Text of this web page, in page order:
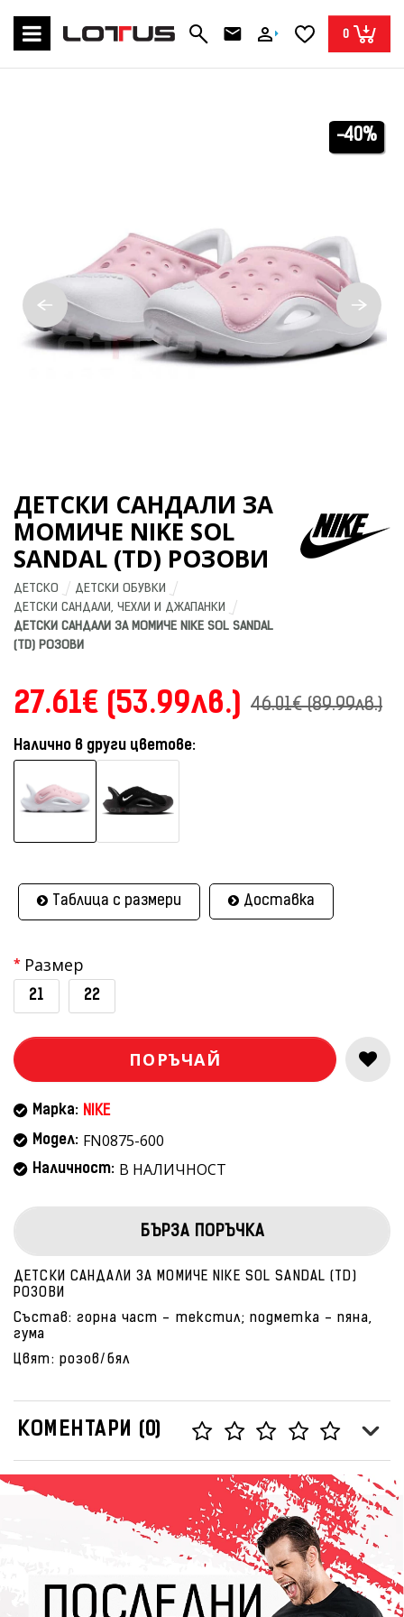
0
-40%
ДЕТСКИ САНДАЛИ ЗА
МОМИЧЕ NIKE SOL
SANDAL (TD) РОЗОВИ
ДЕТСКО
ДЕТСКИ ОБУВКИ
ДЕТСКИ САНДАЛИ, ЧЕХЛИ И ДЖАПАНКИ
ДЕТСКИ САНДАЛИ ЗА МОМИЧЕ NIKE SOL SANDAL
(TD) РОЗОВИ
27.61€ (53.99лв.) 46.01€ (89.99лв.)
Налично в други цветове:
Таблица с размери Доставка
Размер
21 22
ПОРЪЧАЙ
Марка: NIKE
Модел: FN0875-600
Наличност: В НАЛИЧНОСТ
БЪРЗА ПОРЪЧКА
ДЕТСКИ САНДАЛИ ЗА МОМИЧЕ NIKE SOL SANDAL (TD)
РОЗОВИ
Състав: горна част - текстил; подметка - пяна,
гума
Цвят: розов/бял
КОМЕНТАРИ (0)